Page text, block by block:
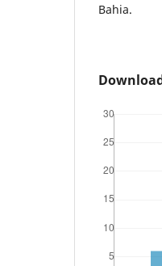
Bahia.